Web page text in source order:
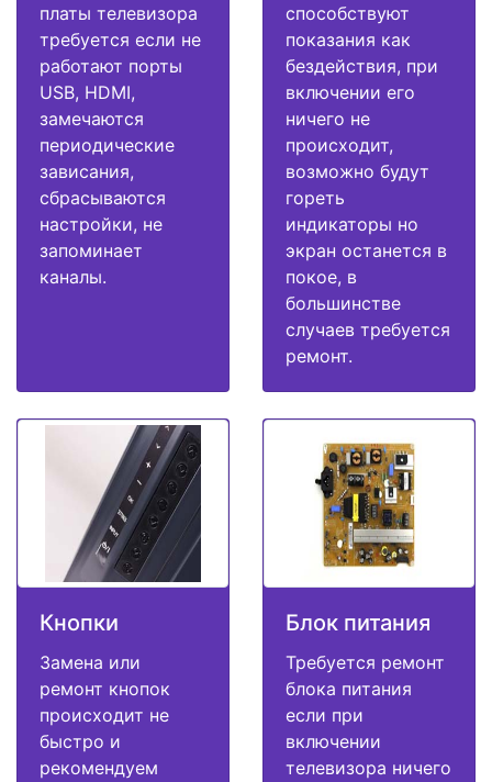
платы телевизора
требуется если не
работают порты
USB, HDMI,
замечаются
периодические
зависания,
сбрасываются
настройки, не
запоминает
каналы.
способствуют
показания как
бездействия, при
включении его
ничего не
происходит,
возможно будут
гореть
индикаторы но
экран останется в
покое, в
большинстве
случаев требуется
ремонт.
Кнопки
Замена или
ремонт кнопок
происходит не
быстро и
рекомендуем
Блок питания
Требуется ремонт
блока питания
если при
включении
телевизора ничего